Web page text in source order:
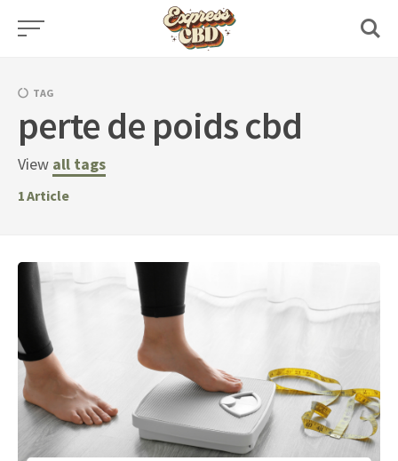
Skip
TAG
perte de poids cbd
View all tags
1Article